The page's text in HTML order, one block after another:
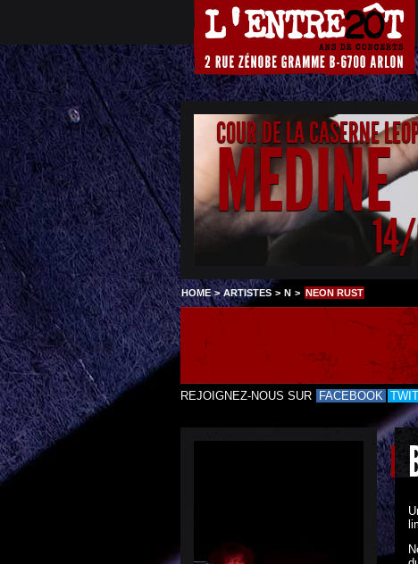
COUR DE LA CASERNE
MEDINE
HOME>ARTISTES > N > NEON RUST
REJOIGNEZ-NOUS SUR FACEBOOK